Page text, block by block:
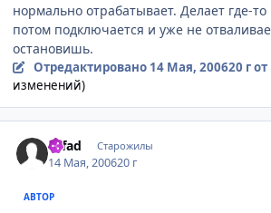
нормально отрабатывает. Делает где-
потом подключается и уже не
остановишь.
Отредактировано 14 Мая, 200620 гот
изменений)
tofad Старожилы
14 Мая, 200620 г
АВТОР